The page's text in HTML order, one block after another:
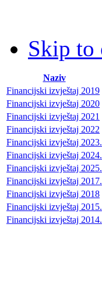
Skip to
Naziv
Financijski izvještaj 2019
Financijski izvještaj 2020
Financijski izvještaj 2021
Financijski izvještaj 2022
Financijski izvještaj 2023.
Financijski izvještaj 2024.
Financijski izvještaj 2025.
Financijski izvještaj 2017.
Financijski izvještaj 2018
Financijski izvještaj 2015.
Financijski izvještaj 2014.